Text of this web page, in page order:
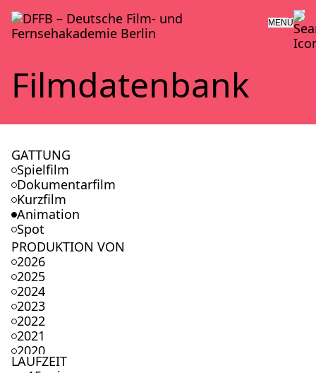
MENÜ
Film­da­ten­bank
GATTUNG
Spielfilm
Dokumentarfilm
Kurzfilm
Animation
Spot
PRODUKTION VON
2026
2025
2024
2023
2022
2021
2020
2019
LAUFZEIT